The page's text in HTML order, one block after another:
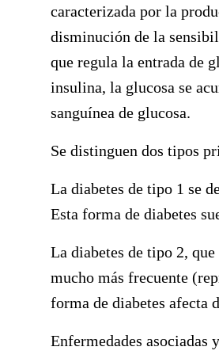
caracterizada por la
disminución de la
que regula la entrada de
insulina, la glucosa se
sanguínea de glucosa.
Se distinguen dos tipos
La diabetes de tipo 1 se
Esta forma de diabetes
La diabetes de tipo 2,
mucho más frecuente
forma de diabetes afecta
Enfermedades asociadas